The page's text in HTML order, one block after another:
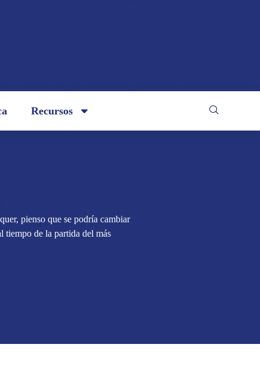
Recursos
pienso que se podría cambiar
tiempo de la partida del más